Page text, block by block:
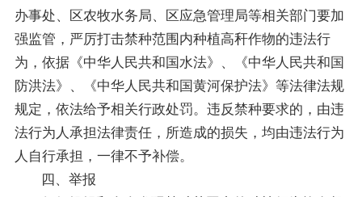
办事处、区农牧水务局、区应急管理局等相关部门要加
强监管，严厉打击禁种范围内种植高秆作物的违法行
为，依据《中华人民共和国水法》、《中华人民共和国
防洪法》、《中华人民共和国黄河保护法》等法律法规
规定，依法给予相关行政处罚。违反禁种要求的，由违
法行为人承担法律责任，所造成的损失，均由违法行为
人自行承担，一律不予补偿。
四、举报